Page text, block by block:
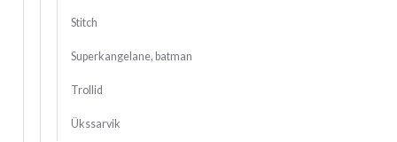
Stitch
Superkangelane, batman
Trollid
Ükssarvik